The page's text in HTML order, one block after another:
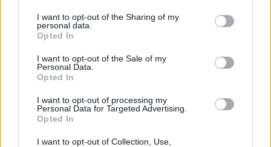
not limited to your visit or usage behaviour. You may click to
grant or deny consent to Google and its third-party tags to
use your data for below specified purposes in below Google
consent section.
I want to opt-out of the Sharing of my
personal data.
Opted In
I want to opt-out of the Sale of my
Personal Data.
Opted In
I want to opt-out of processing my
Personal Data for Targeted Advertising.
Opted In
I want to opt-out of Collection, Use,
hát jah. van benne valami...
kerdesek05
14 éve
@Kuku: nem rossz, de ezt már mikor meg kellett
volna lépni..